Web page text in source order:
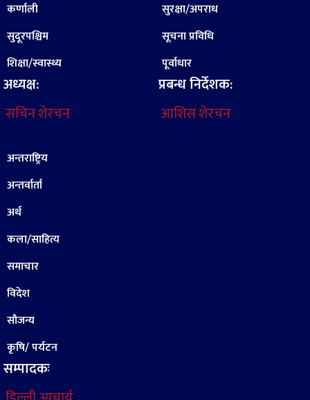
कर्णाली
सुदूरपश्चिम
शिक्षा/स्वास्थ्य
अध्यक्ष:
सचिन शेरचन
सुरक्षा/अपराध
सूचना प्रविधि
पूर्वाधार
प्रबन्ध निर्देशक:
आशिस शेरचन
अन्तराष्ट्रिय
अन्तर्वार्ता
अर्थ
कला/साहित्य
समाचार
विदेश
सौजन्य
कृषि/ पर्यटन
सम्पादकः